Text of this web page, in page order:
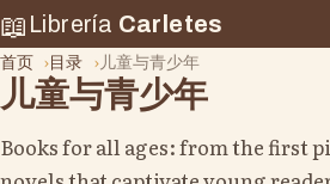
📖 Librería Carletes
首页 目录 儿童与青少年
儿童与青少年
Books for all ages: from the first